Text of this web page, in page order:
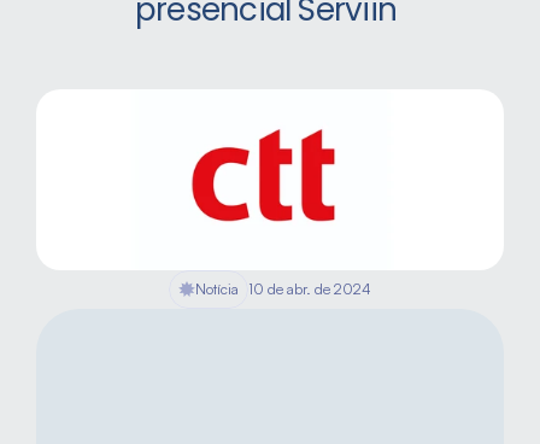
Notícia 10 de abr. de 2024